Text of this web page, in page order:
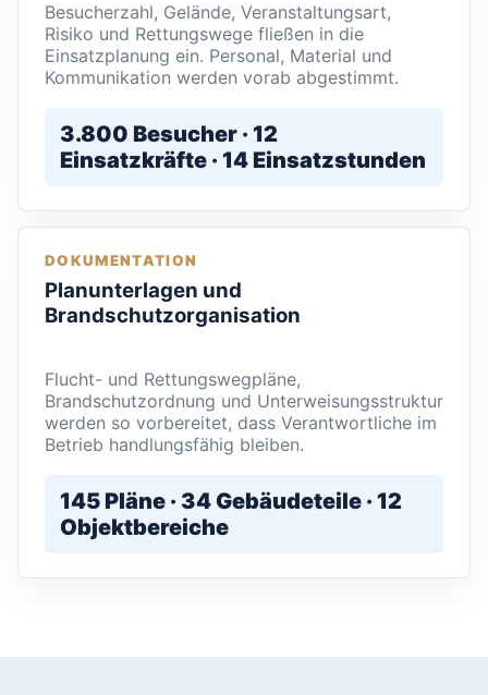
Besucherzahl, Gelände, Veranstaltungsart,
Risiko und Rettungswege fließen in die
Einsatzplanung ein. Personal, Material und
Kommunikation werden vorab abgestimmt.
3.800 Besucher · 12
Einsatzkräfte · 14 Einsatzstunden
DOKUMENTATION
Planunterlagen und
Brandschutzorganisation
Flucht- und Rettungswegpläne,
Brandschutzordnung und Unterweisungsstruktur
werden so vorbereitet, dass Verantwortliche im
Betrieb handlungsfähig bleiben.
145 Pläne · 34 Gebäudeteile · 12
Objektbereiche